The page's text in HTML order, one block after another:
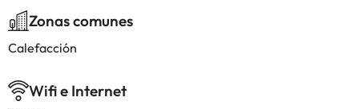
Zonas comunes
Calefacción
Wifi e Internet